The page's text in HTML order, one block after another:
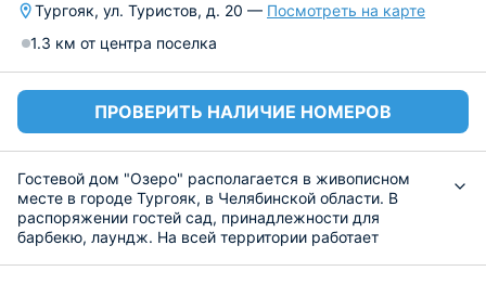
Тургояк, ул. Туристов, д. 20 — Посмотреть на карте
1.3 км от центра поселка
ПРОВЕРИТЬ НАЛИЧИЕ НОМЕРОВ
Гостевой дом "Озеро" располагается в живописном
месте в городе Тургояк, в Челябинской области. В
распоряжении гостей сад, принадлежности для
барбекю, лаундж. На всей территории работает